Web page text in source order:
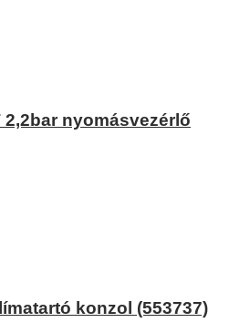
2,2bar nyomásvezérlő
konzol (553737)